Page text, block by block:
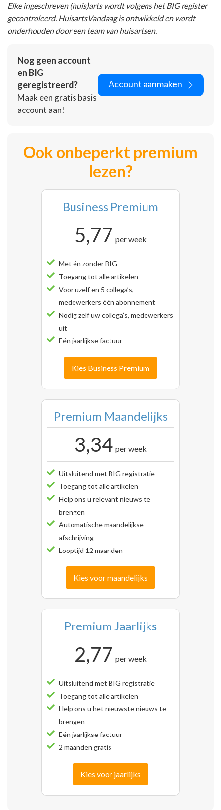
Elke ingeschreven (huis)arts wordt volgens het BIG register
gecontroleerd. HuisartsVandaag is ontwikkeld en wordt
onderhouden door een team van huisartsen.
Nog geen account
en BIG
geregistreerd?
Maak een gratis basis
account aan!
Account aanmaken
Ook onbeperkt premium
lezen?
Business Premium
5,77 per week
Met én zonder BIG
Toegang tot alle artikelen
Voor uzelf en 5 collega’s,
medewerkers één abonnement
Nodig zelf uw collega’s, medewerkers
uit
Eén jaarlijkse factuur
Kies Business Premium
Premium Maandelijks
3,34 per week
Uitsluitend met BIG registratie
Toegang tot alle artikelen
Help ons u relevant nieuws te
brengen
Automatische maandelijkse
afschrijving
Looptijd 12 maanden
Kies voor maandelijks
Premium Jaarlijks
2,77 per week
Uitsluitend met BIG registratie
Toegang tot alle artikelen
Help ons u het nieuwste nieuws te
brengen
Eén jaarlijkse factuur
2 maanden gratis
Kies voor jaarlijks